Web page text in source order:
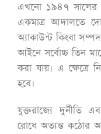
এখনো ১৯৪৭ সালের
একমাত্র আদালতে
অ্যাকাউন্ট কিংবা
আইনে সর্বোচ্চ তিন
করা যায়। এ ক্ষেত্রে
হবে।
যুক্তরাজ্যে দুর্নীতি
রোধে অত্যন্ত কঠোর